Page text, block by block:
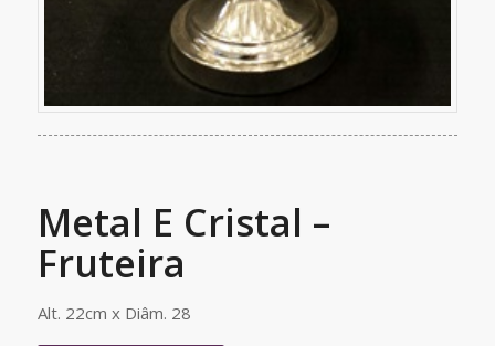
Metal E Cristal –
Fruteira
Alt. 22cm x Diâm. 28